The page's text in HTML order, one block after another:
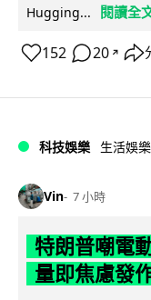
Hugging...
閱讀全
152 20 ↗
科技娛樂 生活娛樂
Vin 7 小時
特朗普嘲電
量即焦慮發